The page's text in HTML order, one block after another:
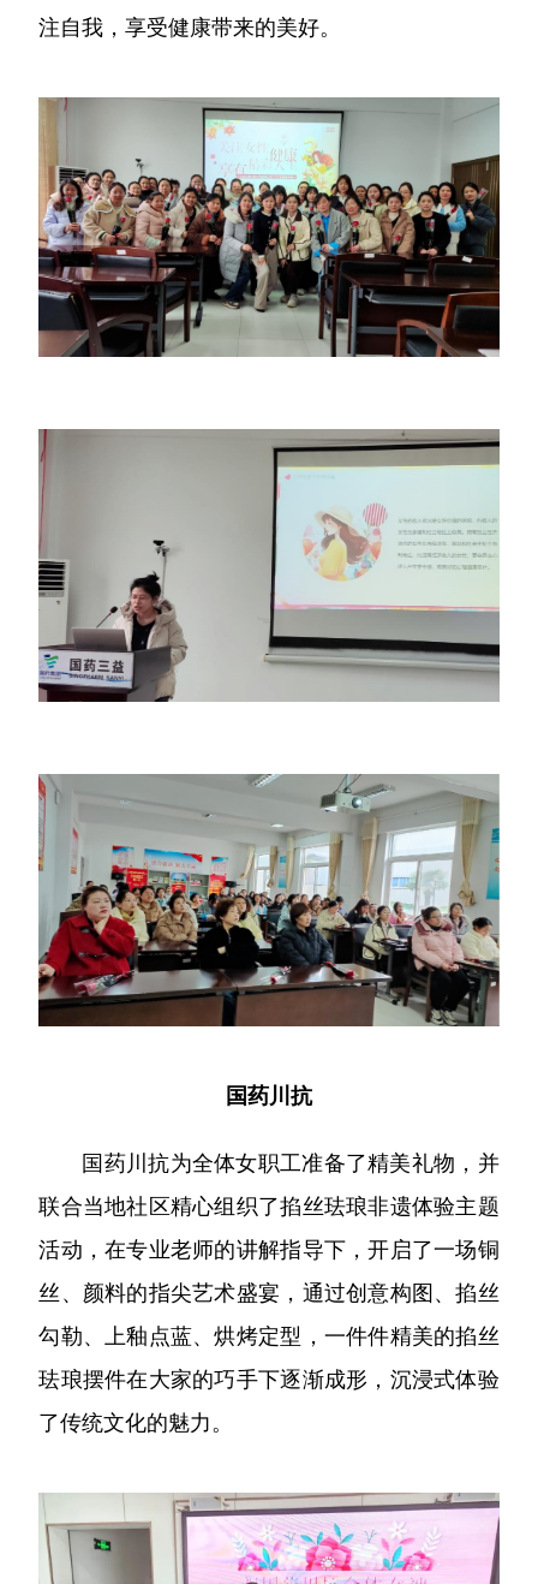
注自我，享受健康带来的美好。
国药川抗
国药川抗为全体女职工准备了精美礼物，并
联合当地社区精心组织了掐丝珐琅非遗体验主题
活动，在专业老师的讲解指导下，开启了一场铜
丝、颜料的指尖艺术盛宴，通过创意构图、掐丝
勾勒、上釉点蓝、烘烤定型，一件件精美的掐丝
珐琅摆件在大家的巧手下逐渐成形，沉浸式体验
了传统文化的魅力。